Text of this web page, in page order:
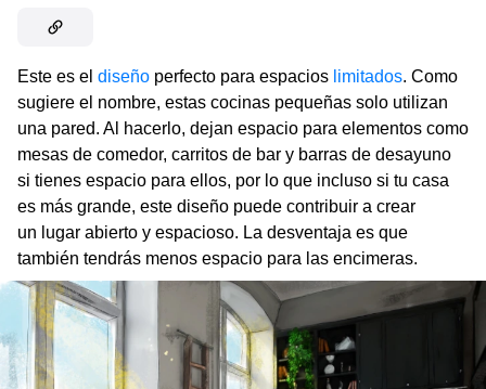
Este es el diseño perfecto para espacios limitados. Como
sugiere el nombre, estas cocinas pequeñas solo utilizan
una pared. Al hacerlo, dejan espacio para elementos como
mesas de comedor, carritos de bar y barras de desayuno
si tienes espacio para ellos, por lo que incluso si tu casa
es más grande, este diseño puede contribuir a crear
un lugar abierto y espacioso. La desventaja es que
también tendrás menos espacio para las encimeras.